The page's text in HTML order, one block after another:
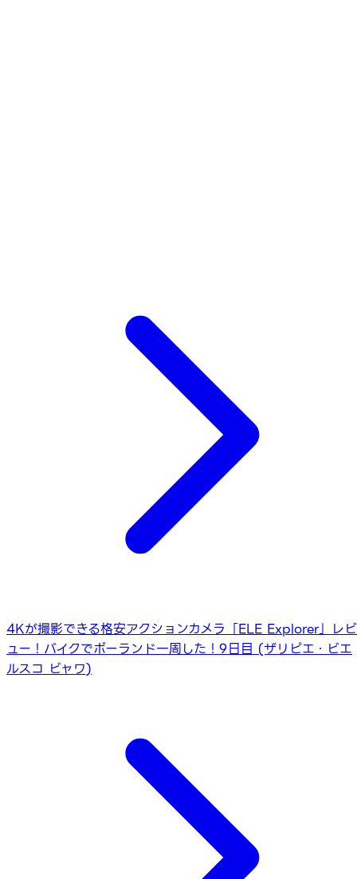
4Kが撮影できる格安アクションカメラ「ELE Explorer」レビ
ュー！バイクでポーランド一周した！9日目 (ザリピエ・ビエ
ルスコ ビャワ)